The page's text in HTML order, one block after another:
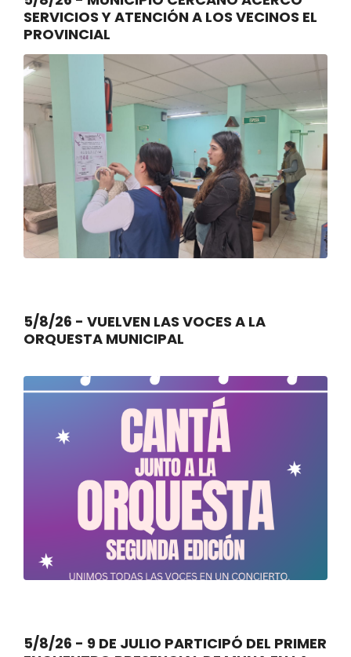
SERVICIOS Y ATENCIÓN A LOS VECINOS EL
PROVINCIAL
5/8/26 - VUELVEN LAS VOCES A LA
ORQUESTA MUNICIPAL
5/8/26 - 9 DE JULIO PARTICIPÓ DEL PRIMER